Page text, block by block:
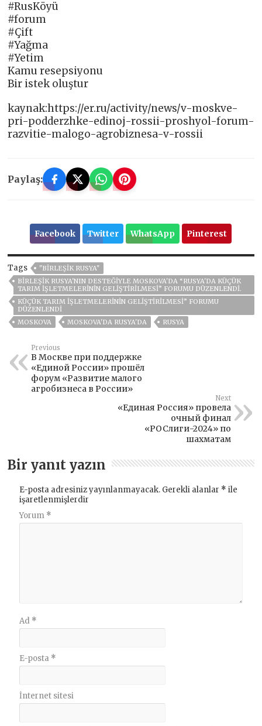
#RusKöyü
#forum
#Çift
#Yağma
#Yetim
Kamu resepsiyonu
Bir istek oluştur
kaynak:https://er.ru/activity/news/v-moskve-
pri-podderzhke-edinoj-rossii-proshyol-forum-
razvitie-malogo-agrobiznesa-v-rossii
Paylaş:
Facebook Twitter WhatsApp Pinterest
Tags
"BIRLEŞIK RUSYA"
BIRLEŞIK RUSYA'NIN DESTEĞIYLE MOSKOVA'DA “RUSYA'DA KÜÇÜK
TARIM İŞLETMELERININ GELIŞTIRILMESI” FORUMU DÜZENLENDI.
KÜÇÜK TARIM İŞLETMELERININ GELIŞTIRILMESI” FORUMU
DÜZENLENDI
MOSKOVA
MOSKOVA'DA RUSYA'DA RUSYA
Previous
В Москве при поддержке
«Единой России» прошёл
форум «Развитие малого
агробизнеса в России»
Next
«Единая Россия» провела
очный финал
«РОСлиги-2024» по
шахматам
Bir yanıt yazın
E-posta adresiniz yayınlanmayacak. Gerekli alanlar * ile
işaretlenmişlerdir
Yorum *
Ad *
E-posta *
İnternet sitesi